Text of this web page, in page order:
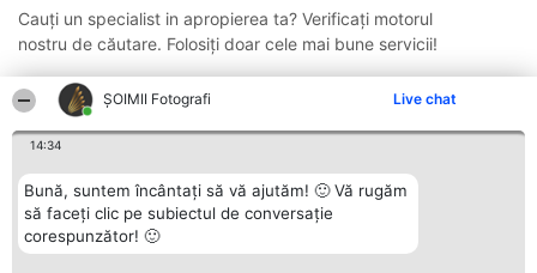
ȘOIMII Fotografi Live chat
14:34
Bună, suntem încântați să vă ajutăm! 🙂 Vă rugăm
să faceți clic pe subiectul de conversație
corespunzător! 🙂
Cauți un specialist in apropierea ta? Verificați motorul
nostru de căutare. Folosiți doar cele mai bune servicii!